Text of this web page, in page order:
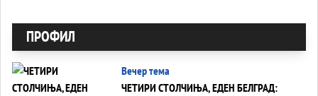
ПРОФИЛ
Вечер тема
ЧЕТИРИ СТОЛЧИЊА, ЕДЕН БЕЛГРАД: